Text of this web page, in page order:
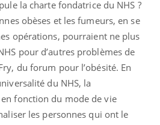
la charte fondatrice du NHS ?
obèses et les fumeurs, en se
opérations, pourraient ne plus
pour d’autres problèmes de
du forum pour l’obésité. En
du NHS, la
fonction du mode de vie
les personnes qui ont le